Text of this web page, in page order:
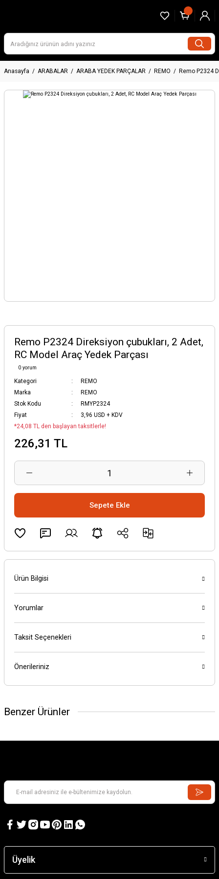
Anasayfa ARABALAR ARABA YEDEK PARÇALAR REMO Remo P2324
Remo P2324 Direksiyon çubukları, 2 Adet,
RC Model Araç Yedek Parçası
0 yorum
Kategori
REMO
Marka
REMO
Stok Kodu
RMYP2324
Fiyat
3,96 USD + KDV
*24,08 TL den başlayan taksitlerle!
226,31 TL
Sepete Ekle
Ürün Bilgisi
Yorumlar
Taksit Seçenekleri
Önerileriniz
Benzer Ürünler
Üyelik